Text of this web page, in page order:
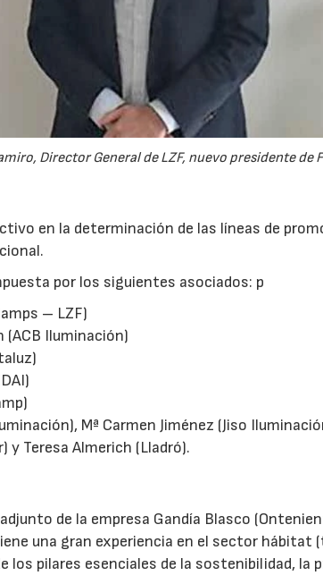
Director General de LZF, nuevo presidente de
en la determinación de las líneas de
por los siguientes asociados: p
– LZF)
(ACB Iluminación)
Mª Carmen Jiménez (Jiso
y Teresa Almerich (Lladró).
de la empresa Gandía Blasco
una gran experiencia en el sector hábitat
los pilares esenciales de la sostenibilidad, la